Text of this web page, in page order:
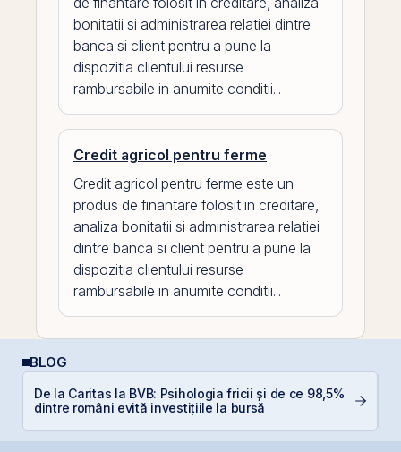
bonitatii si administrarea relatiei dintre
banca si client pentru a pune la
dispozitia clientului resurse
rambursabile in anumite conditii...
Credit agricol pentru ferme
Credit agricol pentru ferme este un
produs de finantare folosit in creditare,
analiza bonitatii si administrarea relatiei
dintre banca si client pentru a pune la
dispozitia clientului resurse
rambursabile in anumite conditii...
BLOG
De la Caritas la BVB: Psihologia fricii și de ce 98,5%
dintre români evită investițiile la bursă